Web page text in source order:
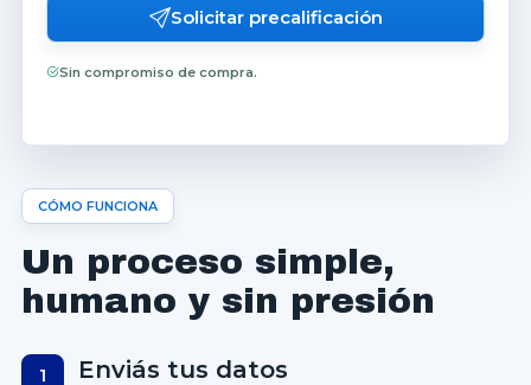
CÓMO FUNCIONA
Un proceso simple,
humano y sin presión
1 Enviás tus datos
Solicitar precalificación
Sin compromiso de compra.